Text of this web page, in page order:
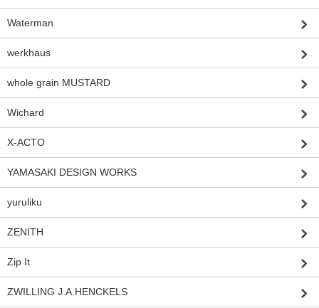
Waterman
werkhaus
whole grain MUSTARD
Wichard
X-ACTO
YAMASAKI DESIGN WORKS
yuruliku
ZENITH
Zip It
ZWILLING J.A.HENCKELS